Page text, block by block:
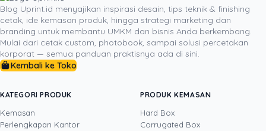
canggih, standar prepress 300 DPI yang tajam, serta
tim ahli berpengalaman, Uprint.id siap membantu Anda
menghadirkan materi cetak personal yang memukau,
presisi, dan memberikan kesan mendalam bagi setiap
pelanggan Anda. Hubungi tim konsultan cetak Uprint.id
personal terbaik bagi bisnis Anda!
Blog Uprint.id menyajikan inspirasi desain, tips teknik & finishing
cetak, ide kemasan produk, hingga strategi marketing dan
branding untuk membantu UMKM dan bisnis Anda berkembang.
Mulai dari cetak custom, photobook, sampai solusi percetakan
korporat — semua panduan praktisnya ada di sini.
Kembali ke Toko
KATEGORI PRODUK
Kemasan
Perlengkapan Kantor
PRODUK KEMASAN
Hard Box
Corrugated Box